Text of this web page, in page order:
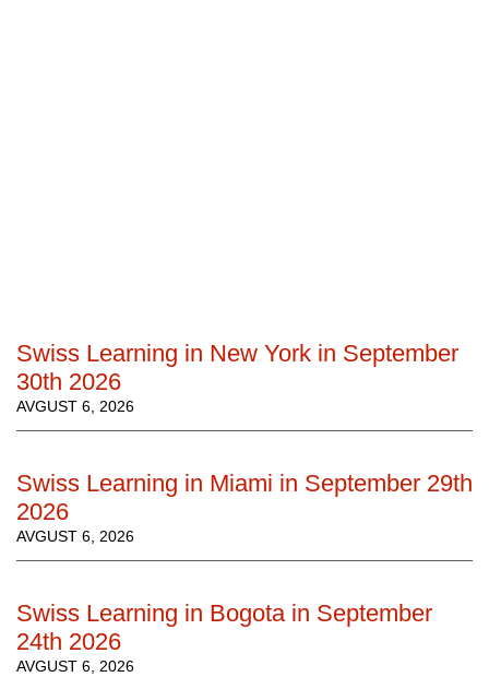
Swiss Learning in New York in September
30th 2026
AVGUST 6, 2026
Swiss Learning in Miami in September 29th
2026
AVGUST 6, 2026
Swiss Learning in Bogota in September
24th 2026
AVGUST 6, 2026